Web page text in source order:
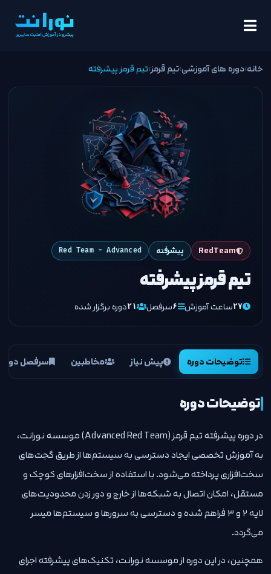
خانه›دوره های آموزشی›تیم قرمز›تیم قرمز پیشرفته
RedTeam پیشرفته Red Team - Advanced
تیم قرمز پیشرفته
۲۷ساعت آموزش ۶سرفصل ۲۱دوره برگزار شده
توضیحات دوره پیش نیاز مخاطبین سرفصل دوره
توضیحات دوره
در دوره پیشرفته تیم قرمز (Advanced Red Team) موسسه نورانت،
به آموزش تخصصی ایجاد دسترسی به سیستم‌ها از طریق گجت‌های
سخت‌افزاری پرداخته می‌شود. با استفاده از سخت‌افزارهای کوچک و
مستقل، امکان اتصال به شبکه‌ها از خارج و دور زدن محدودیت‌های
لایه ۲ و ۳ فراهم شده و دسترسی به سرورها و سیستم‌ها میسر
می‌گردد.
همچنین، در این دوره از موسسه نورانت، تکنیک‌های پیشرفته اجرای